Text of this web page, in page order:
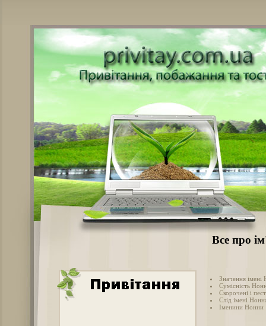
Все про
Значення імені
Сумісність
Скорочені і
Слід імені
Іменини Нонни